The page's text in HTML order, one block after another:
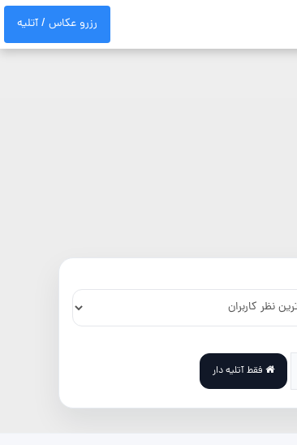
رزرو عکاس / آتلیه
فقط آتلیه دار